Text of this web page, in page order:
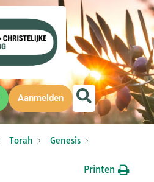
Aanmelden
Torah
Genesis
Printen